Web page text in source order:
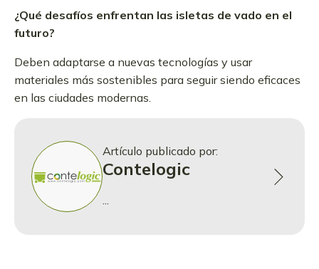
¿Qué desafíos enfrentan las isletas de vado en el
futuro?
Deben adaptarse a nuevas tecnologías y usar
materiales más sostenibles para seguir siendo eficaces
en las ciudades modernas.
Artículo publicado por:
Contelogic
...